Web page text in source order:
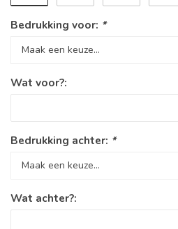
Bedrukking voor: *
Wat voor?:
Bedrukking achter: *
Wat achter?: